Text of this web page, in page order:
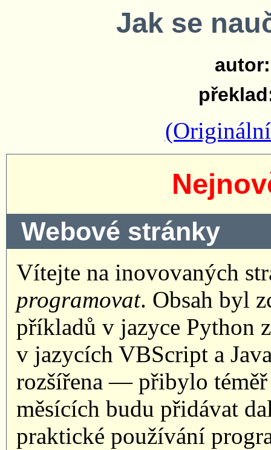
Jak se
Webové stránky
Vítejte na inovovaných
programovat. Obsah byl
příkladů v jazyce Python
v jazycích VBScript a
rozšířena — přibylo
měsících budu přidávat
praktické používání